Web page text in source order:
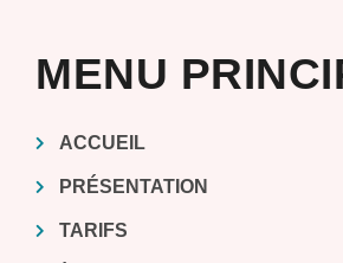
MENU
ACCUEIL
PRÉSENTATION
TARIFS